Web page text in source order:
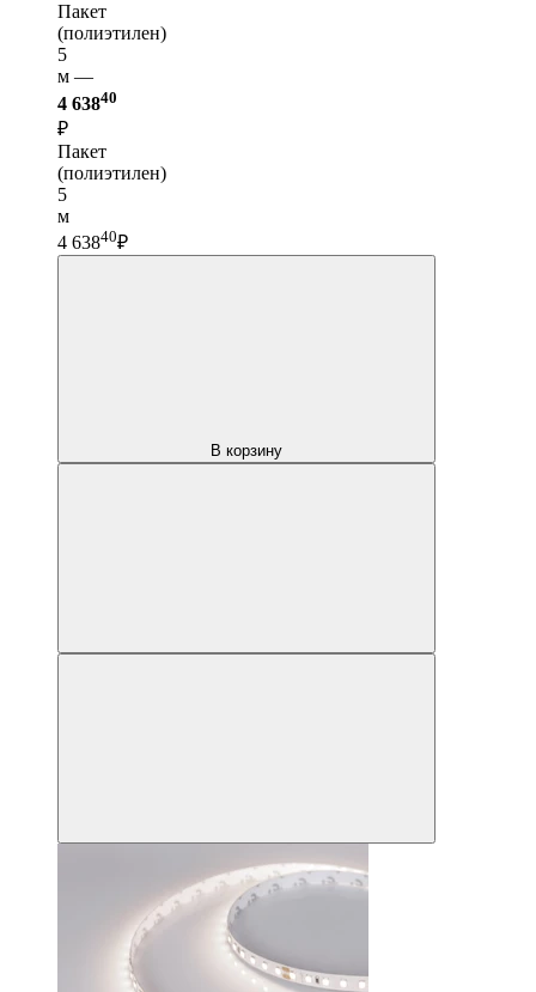
Пакет
(полиэтилен)
5
м —
4 63840
₽
Пакет
(полиэтилен)
5
м
4 63840₽
В корзину